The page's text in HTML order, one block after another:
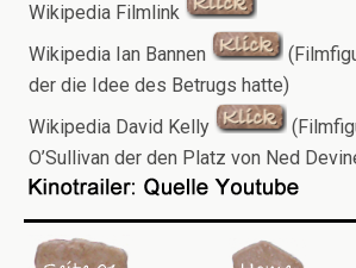
Wikipedia Filmlink
Wikipedia Ian Bannen
der die Idee des Betrugs hatte)
Wikipedia David Kelly
O’Sullivan der den Platz von Ned